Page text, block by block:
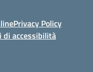
Privacy Policy
di accessibilità